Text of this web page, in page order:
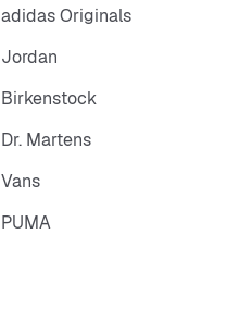
adidas Originals
Jordan
Birkenstock
Dr. Martens
Vans
PUMA